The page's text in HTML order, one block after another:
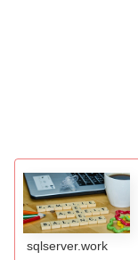
sqlserver.work